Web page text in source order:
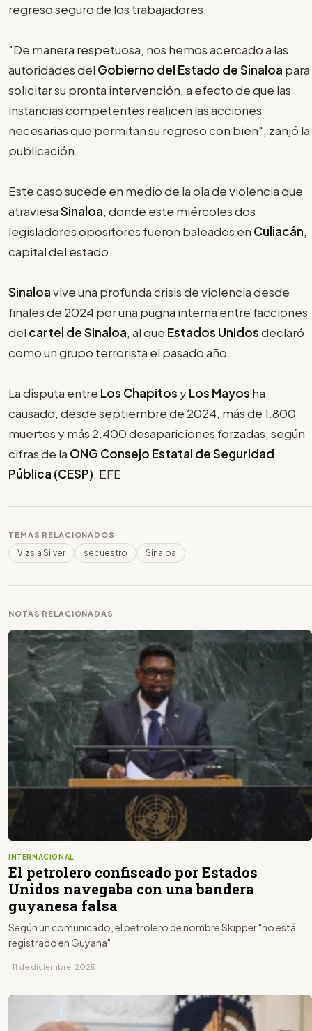
regreso seguro de los trabajadores.
"De manera respetuosa, nos hemos acercado a las
autoridades del Gobierno del Estado de Sinaloa para
solicitar su pronta intervención, a efecto de que las
instancias competentes realicen las acciones
necesarias que permitan su regreso con bien", zanjó la
publicación.
Este caso sucede en medio de la ola de violencia que
atraviesaSinaloa, donde este miércoles dos
legisladores opositores fueron baleados en Culiacán,
capital del estado.
Sinaloavive una profunda crisis de violencia desde
finales de 2024 por una pugna interna entre facciones
del cartel de Sinaloa, al que Estados Unidosdeclaró
como un grupo terrorista el pasado año.
La disputa entre Los Chapitos yLos Mayos ha
causado, desde septiembre de 2024, más de 1.800
muertos y más 2.400 desapariciones forzadas, según
cifras de la ONG Consejo Estatal de Seguridad
Pública (CESP). EFE
TEMAS RELACIONADOS
Vizsla Silver secuestro Sinaloa
NOTAS RELACIONADAS
INTERNACIONAL
El petrolero confiscado por Estados
Unidos navegaba con una bandera
guyanesa falsa
Según un comunicado, el petrolero de nombre Skipper "no está
registrado en Guyana"
· 11 de diciembre, 2025